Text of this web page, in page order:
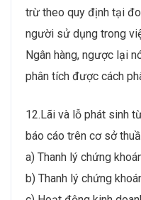
trừ theo quy định tại
người sử dụng trong
Ngân hàng, ngược lại
phân tích được cách
12.Lãi và lỗ phát sinh
báo cáo trên cơ sở
a) Thanh lý chứng
b) Thanh lý chứng